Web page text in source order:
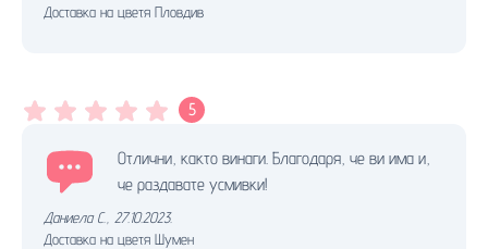
Доставка на цветя Пловдив
5
Отлични, както винаги. Благодаря, че ви има и,
че раздавате усмивки!
Даниела С. 27.10.2023.
Доставка на цветя Шумен